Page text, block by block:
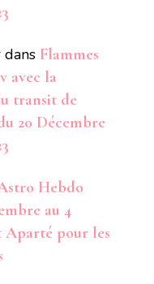
dans Flammes
avec la
transit de
20 Décembre
Hebdo
au 4
Aparté pour les